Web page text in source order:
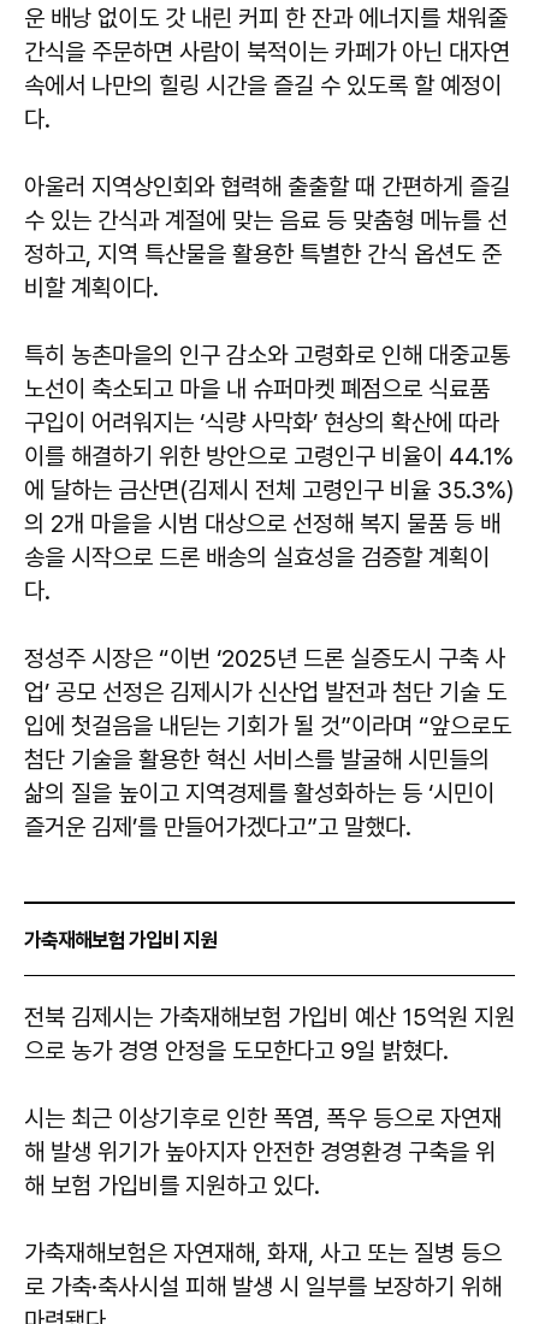
운 배낭 없이도 갓 내린 커피 한 잔과 에너지를 채워줄
간식을 주문하면 사람이 북적이는 카페가 아닌 대자연
속에서 나만의 힐링 시간을 즐길 수 있도록 할 예정이
다.
아울러 지역상인회와 협력해 출출할 때 간편하게 즐길
수 있는 간식과 계절에 맞는 음료 등 맞춤형 메뉴를 선
정하고, 지역 특산물을 활용한 특별한 간식 옵션도 준
비할 계획이다.
특히 농촌마을의 인구 감소와 고령화로 인해 대중교통
노선이 축소되고 마을 내 슈퍼마켓 폐점으로 식료품
구입이 어려워지는 ‘식량 사막화’ 현상의 확산에 따라
이를 해결하기 위한 방안으로 고령인구 비율이 44.1%
에 달하는 금산면(김제시 전체 고령인구 비율 35.3%)
의 2개 마을을 시범 대상으로 선정해 복지 물품 등 배
송을 시작으로 드론 배송의 실효성을 검증할 계획이
다.
정성주 시장은 “이번 ‘2025년 드론 실증도시 구축 사
업’ 공모 선정은 김제시가 신산업 발전과 첨단 기술 도
입에 첫걸음을 내딛는 기회가 될 것”이라며 “앞으로도
첨단 기술을 활용한 혁신 서비스를 발굴해 시민들의
삶의 질을 높이고 지역경제를 활성화하는 등 ‘시민이
즐거운 김제’를 만들어가겠다고”고 말했다.
가축재해보험 가입비 지원
​​​​​​​전북 김제시는 가축재해보험 가입비 예산 15억원 지원
으로 농가 경영 안정을 도모한다고 9일 밝혔다.
시는 최근 이상기후로 인한 폭염, 폭우 등으로 자연재
해 발생 위기가 높아지자 안전한 경영환경 구축을 위
해 보험 가입비를 지원하고 있다.
가축재해보험은 자연재해, 화재, 사고 또는 질병 등으
로 가축·축사시설 피해 발생 시 일부를 보장하기 위해